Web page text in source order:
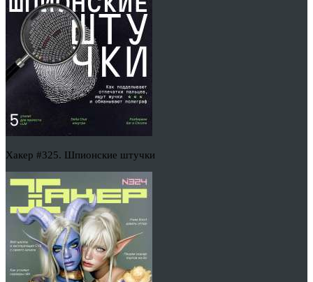
Хакер #325. Шпионские штучки